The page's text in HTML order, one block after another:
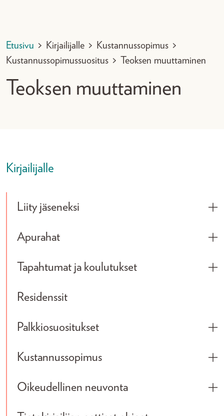
Etusivu > Kirjailijalle > Kustannussopimus >
Kustannussopimussuositus > Teoksen muuttaminen
Teoksen muuttaminen
Kirjailijalle
Liity jäseneksi
Apurahat
Tapahtumat ja koulutukset
Residenssit
Palkkiosuositukset
Kustannussopimus
Oikeudellinen neuvonta